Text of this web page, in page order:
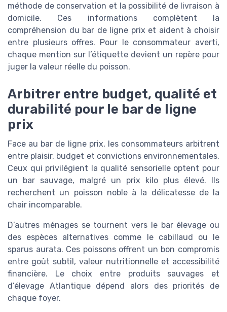
méthode de conservation et la possibilité de livraison à
domicile. Ces informations complètent la
compréhension du bar de ligne prix et aident à choisir
entre plusieurs offres. Pour le consommateur averti,
chaque mention sur l’étiquette devient un repère pour
juger la valeur réelle du poisson.
Arbitrer entre budget, qualité et
durabilité pour le bar de ligne
prix
Face au bar de ligne prix, les consommateurs arbitrent
entre plaisir, budget et convictions environnementales.
Ceux qui privilégient la qualité sensorielle optent pour
un bar sauvage, malgré un prix kilo plus élevé. Ils
recherchent un poisson noble à la délicatesse de la
chair incomparable.
D’autres ménages se tournent vers le bar élevage ou
des espèces alternatives comme le cabillaud ou le
sparus aurata. Ces poissons offrent un bon compromis
entre goût subtil, valeur nutritionnelle et accessibilité
financière. Le choix entre produits sauvages et
d’élevage Atlantique dépend alors des priorités de
chaque foyer.